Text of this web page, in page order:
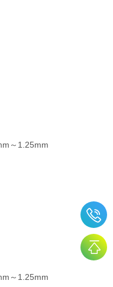
～1.25mm
～1.25mm